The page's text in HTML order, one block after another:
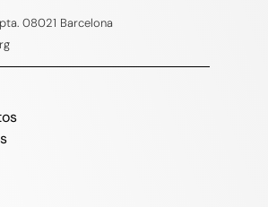
08021 Barcelona